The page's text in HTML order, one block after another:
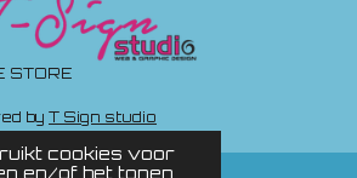
cookies voor
en/of het tonen
STORE
T Sign studio